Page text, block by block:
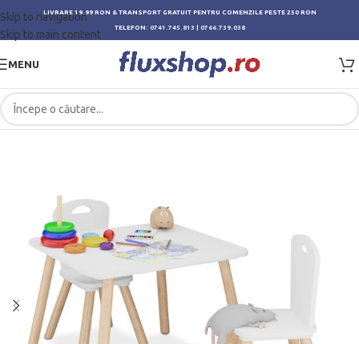
Skip to navigation
Skip to main content
LIVRARE 19.99 RON & TRANSPORT GRATUIT PENTRU COMENZILE PESTE 250 RON
TELEFON: 0741.745.813 0766.739.038
MENU